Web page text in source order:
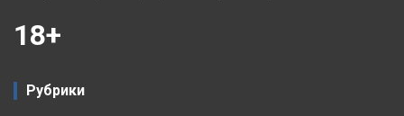
18+
Рубрики